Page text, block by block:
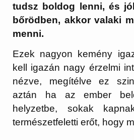
tudsz boldog lenni, és
bőrödben, akkor valaki
menni.
Ezek nagyon kemény
kell igazán nagy érzelmi
nézve, megítélve ez
aztán ha az ember
helyzetbe, sokak
természetfeletti erőt, hogy